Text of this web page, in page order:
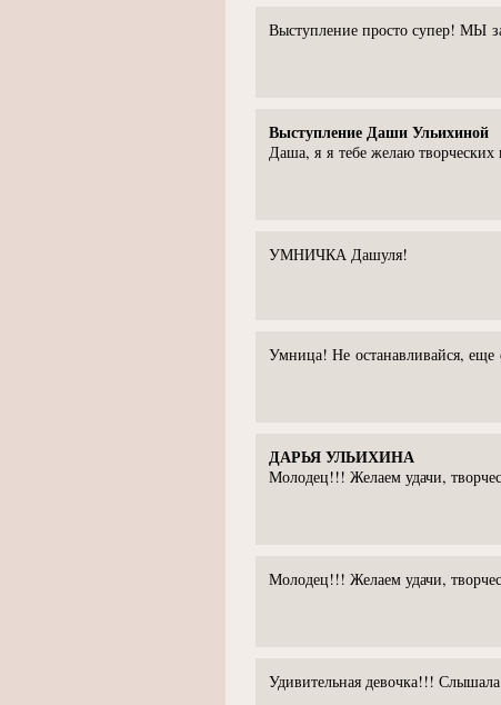
Выступление просто супер! МЫ
Выступление Даши Ульихиной
Даша, я я тебе желаю
УМНИЧКА Дашуля!
Умница! Не останавливайся, еще
ДАРЬЯ УЛЬИХИНА
Молодец!!! Желаем удачи,
Молодец!!! Желаем удачи,
Удивительная девочка!!!